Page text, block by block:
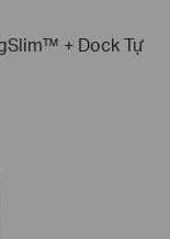
+ Dock Tự